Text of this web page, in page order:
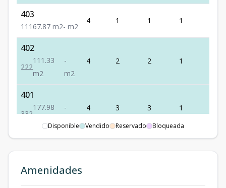
403
1 1 1 67.87 m2- m2
4 1 1 1
402
222
111.33
m2
-
m2
4 2 2 1
401
332
177.98
-
4 3 3 1
801+PH
185.65
m2
103
m2
8 3 3 1 2
Disponible Vendido Reservado Bloqueada
Amenidades